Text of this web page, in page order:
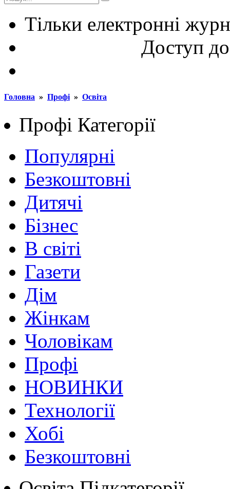
Тільки електронні
Доступ
Головна » Профі » Освіта
Профі Категорії
Популярні
Безкоштовні
Дитячі
Бізнес
В світі
Газети
Дім
Жінкам
Чоловікам
Профі
НОВИНКИ
Технології
Хобі
Безкоштовні